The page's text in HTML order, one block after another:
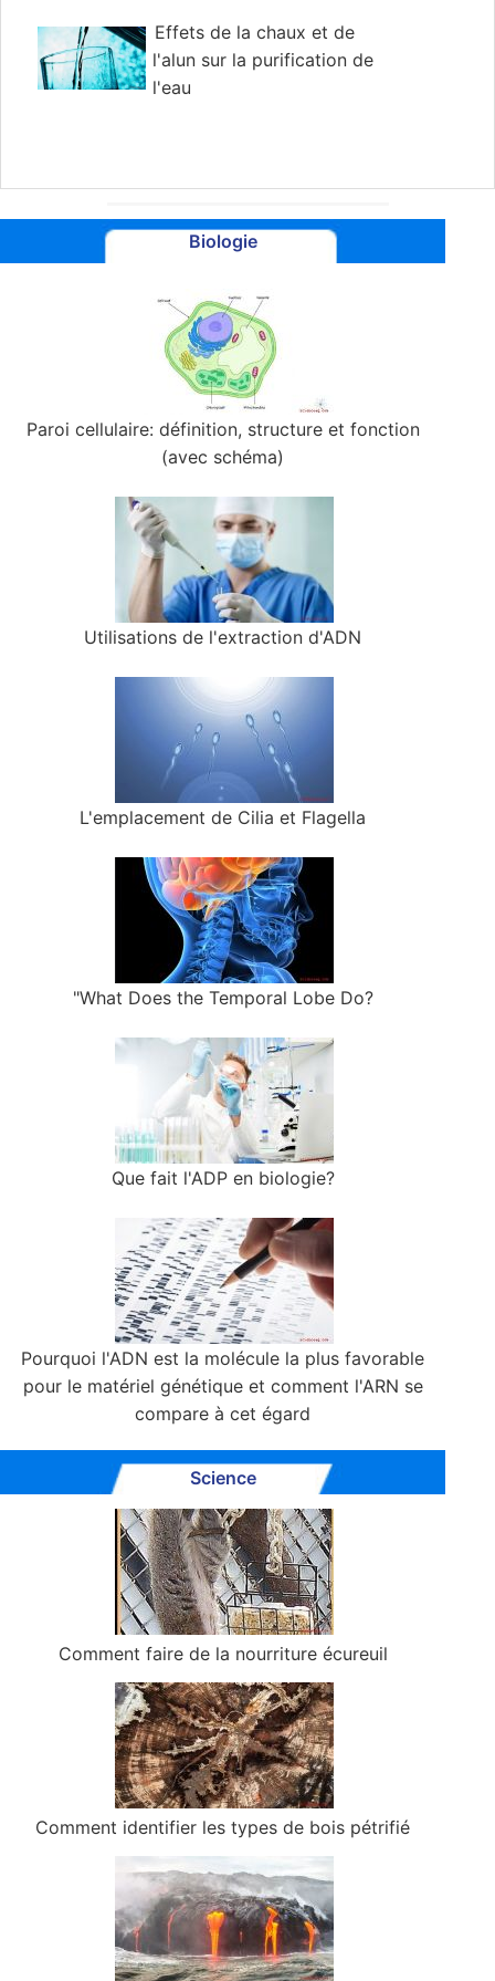
Effets de la chaux et de
l'alun sur la purification de
l'eau
Biologie
Paroi cellulaire: définition, structure et fonction
(avec schéma)
Utilisations de l'extraction d'ADN
L'emplacement de Cilia et Flagella
"What Does the Temporal Lobe Do?
Que fait l'ADP en biologie?
Pourquoi l'ADN est la molécule la plus favorable
pour le matériel génétique et comment l'ARN se
compare à cet égard
Science
Comment faire de la nourriture écureuil
Comment identifier les types de bois pétrifié